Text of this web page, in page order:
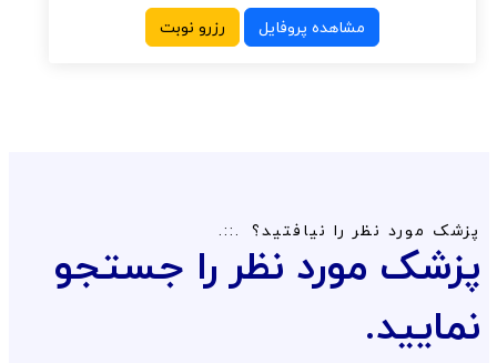
مشاهده پروفایل رزرو نوبت
پزشک مورد نظر را نیافتید؟
پزشک مورد نظر را جستجو
نمایید.